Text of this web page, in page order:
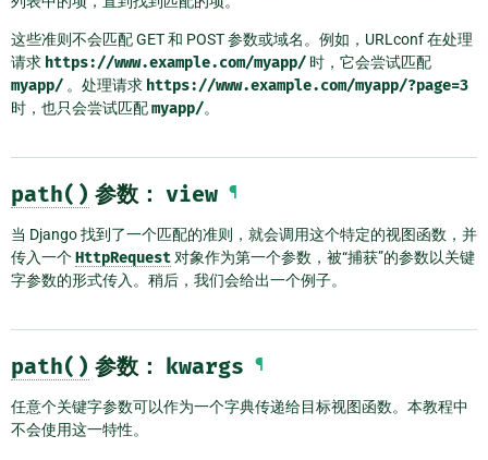
这些准则不会匹配 GET 和 POST 参数或域名。例如，URLconf 在处理
请求 https://www.example.com/myapp/ 时，它会尝试匹配
myapp/ 。处理请求 https://www.example.com/myapp/?page=3
时，也只会尝试匹配myapp/。
path() 参数： view ¶
当 Django 找到了一个匹配的准则，就会调用这个特定的视图函数，并
传入一个HttpRequest 对象作为第一个参数，被“捕获”的参数以关键
字参数的形式传入。稍后，我们会给出一个例子。
path() 参数： kwargs ¶
任意个关键字参数可以作为一个字典传递给目标视图函数。本教程中
不会使用这一特性。